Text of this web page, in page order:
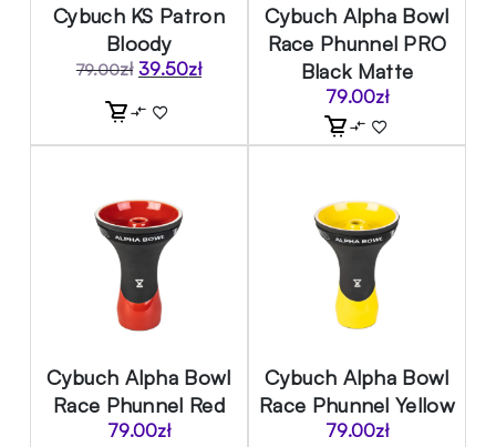
Cybuch KS Patron
Bloody
79.00zł Pierwotna
cena
79.00zł.
39.50zł
Aktualna
cena
39.50zł.
Cybuch Alpha Bowl
Race Phunnel PRO
Black Matte
79.00zł
Cybuch Alpha Bowl
Race Phunnel Red
79.00zł
Cybuch Alpha Bowl
Race Phunnel Yellow
79.00zł